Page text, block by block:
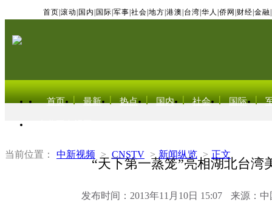
首页 滚动 国内 国际 军事 社会 地方 港澳 台湾 华人 侨网 财经 金融
首页 最新 热点 国内 社会 国际
当前位置： 中新视频 > CNSTV > 新闻纵览 > 正文
“天下第一蒸笼”亮相湖北台湾
发布时间：2013年11月10日 15:07 来源：中